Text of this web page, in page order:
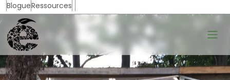
BlogueRessources